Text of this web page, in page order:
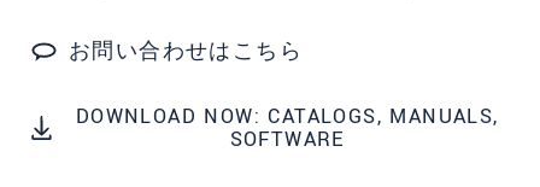
お問い合わせはこちら
DOWNLOAD NOW: CATALOGS, MANUALS,
SOFTWARE